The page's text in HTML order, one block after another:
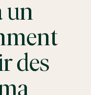
un
des